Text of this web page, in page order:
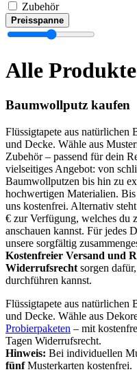
Zubehör
Preisspanne
Alle Produkte
Baumwollputz kaufen
Flüssigtapete aus
und Decke. Wähle aus
Zubehör – passend für dein
vielseitiges Angebot: von
Baumwollputzen bis hin zu
hochwertigen Materialien. Bis
uns kostenfrei. Alternativ
€ zur Verfügung, welches du
anschauen kannst. Für jedes
unsere sorgfältig
Kostenfreier Versand und
Widerrufsrecht sorgen
durchführen kannst.
Flüssigtapete aus
und Decke. Wähle aus
Probierpaketen – mit
Tagen Widerrufsrecht.
Hinweis: Bei individuellen
fünfMusterkarten kostenfrei.